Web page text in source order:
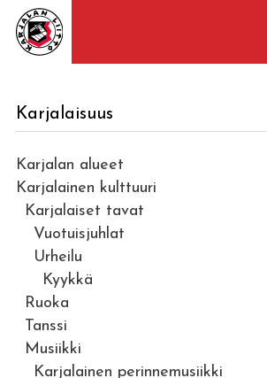
Karjalaisuus
Karjalan alueet
Karjalainen kulttuuri
Karjalaiset tavat
Vuotuisjuhlat
Urheilu
Kyykkä
Ruoka
Tanssi
Musiikki
Karjalainen perinnemusiikki